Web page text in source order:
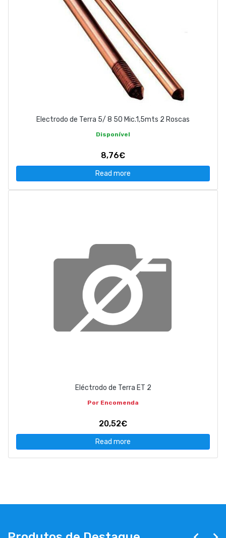
Electrodo de Terra 5/ 8 50 Mic.1,5mts 2 Roscas
Disponível
8,76€
Read more
Eléctrodo de Terra ET 2
Por Encomenda
20,52€
Read more